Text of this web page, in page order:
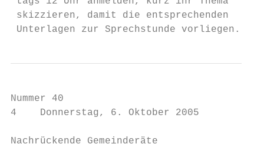
Nummer 40
4    Donnerstag, 6. Oktober 2005
Nachrückende Gemeinderäte